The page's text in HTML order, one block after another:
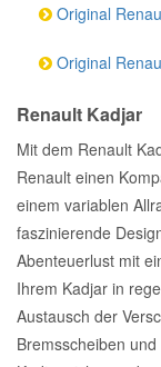
Original
Original
Renault Kadjar
Mit dem Renault
Renault einen
einem variablen
faszinierende
Abenteuerlust mit
Ihrem Kadjar in
Austausch der
Bremsscheiben